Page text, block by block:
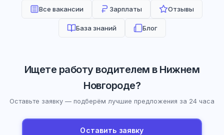
Все вакансии Зарплаты Отзывы
База знаний Блог
Ищете работу водителем в Нижнем
Новгороде?
Оставьте заявку — подберём лучшие предложения за 24 часа
Оставить заявку